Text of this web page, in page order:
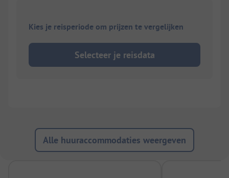
Kies je reisperiode om prijzen te vergelijken
Selecteer je reisdata
Alle huuraccommodaties weergeven